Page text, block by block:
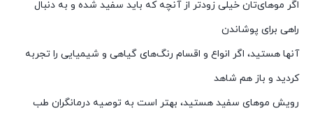
اگر موهای‌تان خیلی زودتر از آنچه که باید سفید شده و به دنبال
راهی برای پوشاندن
آنها هستید، اگر انواع و اقسام رنگ‌های گیاهی و شیمیایی را تجربه
کردید و باز هم شاهد
رویش موهای سفید هستید، بهتر است به توصیه درمانگران طب